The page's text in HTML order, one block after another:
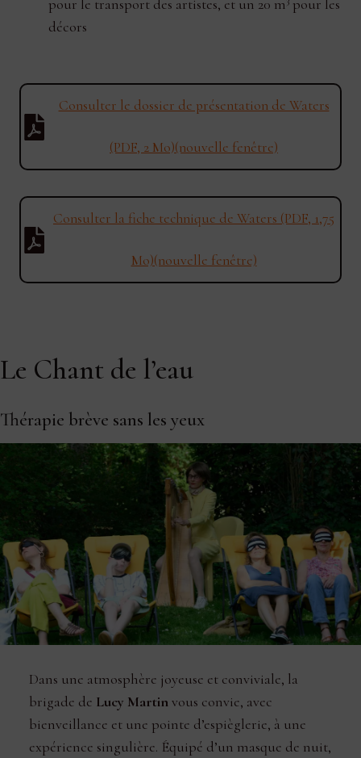
pour le transport des artistes, et un 20 m pour les
décors
Consulter le dossier de présentation de Waters
(PDF, 2 Mo)(nouvelle fenêtre)
Consulter la fiche technique de Waters (PDF, 1,75
Mo)(nouvelle fenêtre)
Le Chant de l’eau
Thérapie brève sans les yeux
Dans une atmosphère joyeuse et conviviale, la
brigade de Lucy Martinvous convie, avec
bienveillance et une pointe d’espièglerie, à une
expérience singulière. Équipé d’un masque de nuit,